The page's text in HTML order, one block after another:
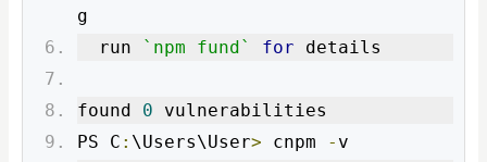
g
  run
`npm fund` for details
found 0 vulnerabilities
PS C : \Users\User> cnpm - v